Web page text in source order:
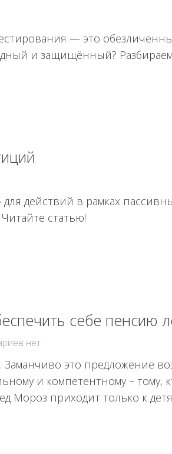
— это
и защищённый?
действий в рамках
статью!
себе пенсию
нет
это предложение
и компетентному – тому,
Мороз приходит только к